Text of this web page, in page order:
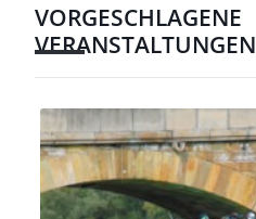
VORGESCHLAGENE
VERANSTALTUNGEN